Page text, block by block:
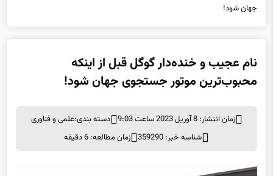
جهان شود!
نام عجیب و خنده‌دار گوگل قبل از اینکه
محبوب‌ترین موتور جستجوی جهان شود!
زمان انتشار: 8 آوریل 2023 ساعت 9:03 دسته بندی:علمی و فناوری
شناسه خبر: 359290
زمان مطالعه: 6 دقیقه